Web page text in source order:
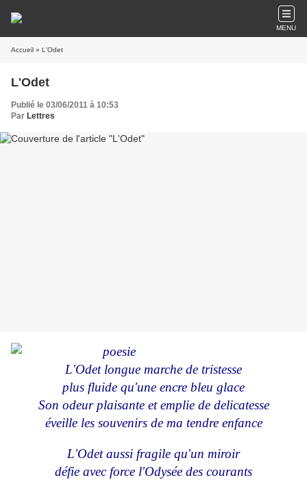
MENU
Accueil » L'Odet
L'Odet
Publié le 03/06/2011 à 10:53
Par Lettres
L'Odet longue marche de tristesse
plus fluide qu'une encre bleu glace
Son odeur plaisante et emplie de delicatesse
éveille les souvenirs de ma tendre enfance
L'Odet aussi fragile qu'un miroir
défie avec force l'Odysée des courants